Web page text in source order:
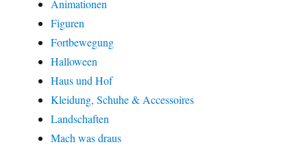
Animationen
Figuren
Fortbewegung
Halloween
Haus und Hof
Kleidung, Schuhe & Accessoires
Landschaften
Mach was draus